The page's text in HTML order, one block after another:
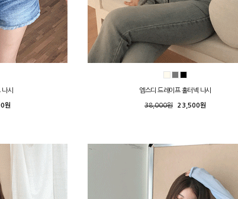
시
원
엠스디 드레이프 홀터넥 나시
38,000원 23,500원